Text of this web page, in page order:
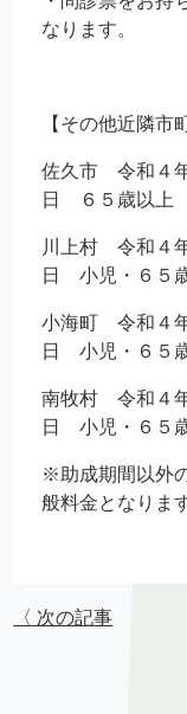
なります。
【その他近隣市
佐久市 令和４
日 ６５歳以上
川上村 令和４
日 小児・６５
小海町 令和４
日 小児・６５
南牧村 令和４
日 小児・６５
※助成期間以外
般料金となりま
〈 次の記事